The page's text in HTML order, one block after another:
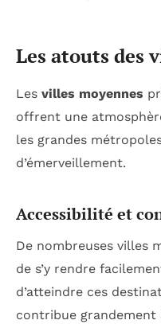
Les atouts des
Les villes moyennes
offrent une
les grandes
d’émerveillement.
Accessibilité et
De nombreuses villes
de s’y rendre
d’atteindre ces
contribue grandement